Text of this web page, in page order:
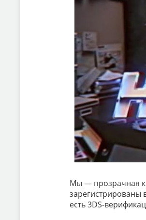
Мы — прозрачная
зарегистрированы
есть 3DS-